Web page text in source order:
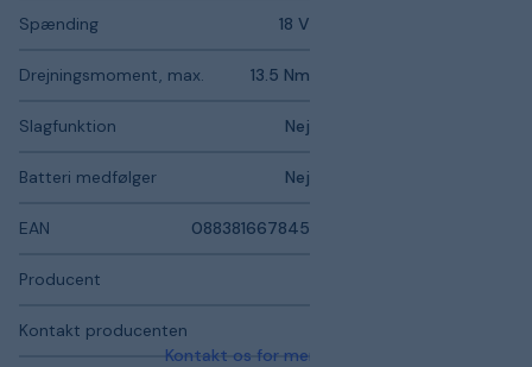
Spænding 18 V
Drejningsmoment, max. 13.5 Nm
Slagfunktion Nej
Batteri medfølger Nej
EAN 088381667845
Producent
Kontakt producenten
Kontakt os for mere information